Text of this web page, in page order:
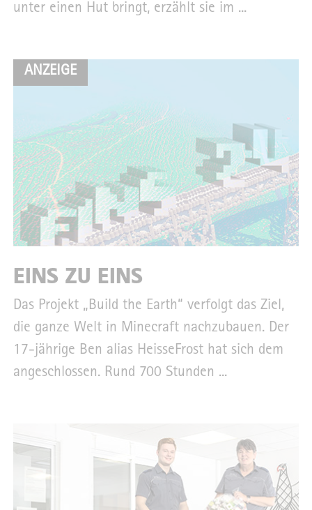
unter einen Hut bringt, erzählt sie im ...
ANZEIGE
EINS ZU EINS
Das Projekt „Build the Earth“ verfolgt das Ziel,
die ganze Welt in Minecraft nachzubauen. Der
17-jährige Ben alias HeisseFrost hat sich dem
angeschlossen. Rund 700 Stunden ...